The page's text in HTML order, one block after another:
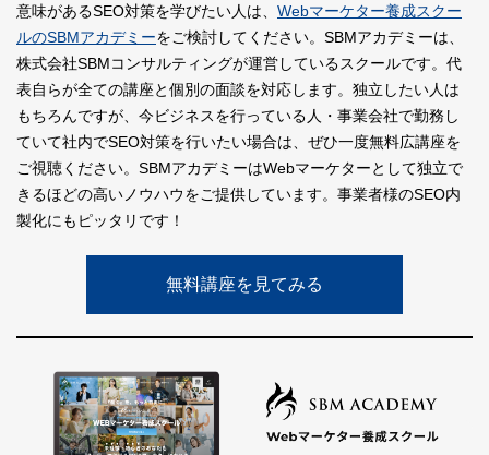
意味があるSEO対策を学びたい人は、 Webマーケター養成スクー
ルのSBMアカデミーをご検討してください。SBMアカデミーは、
株式会社SBMコンサルティングが運営しているスクールです。代
表自らが全ての講座と個別の面談を対応します。独立したい人は
もちろんですが、今ビジネスを行っている人・事業会社で勤務し
ていて社内でSEO対策を行いたい場合は、ぜひ一度無料広講座を
ご視聴ください。SBMアカデミーはWebマーケターとして独立で
きるほどの高いノウハウをご提供しています。事業者様のSEO内
製化にもピッタリです！
無料講座を見てみる